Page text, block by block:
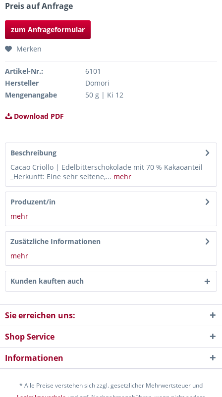
Preis auf Anfrage
zum Anfrageformular
Merken
Artikel-Nr.:
6101
Hersteller
Domori
Mengenangabe
50 g | Ki 12
Download PDF
Beschreibung
Cacao Criollo | Edelbitterschokolade mit 70 % Kakaoanteil
_Herkunft: Eine sehr seltene,... mehr
Produzent/in
mehr
Zusätzliche Informationen
mehr
Kunden kauften auch
Sie erreichen uns:
Shop Service
Informationen
* Alle Preise verstehen sich zzgl. gesetzlicher Mehrwertsteuer und